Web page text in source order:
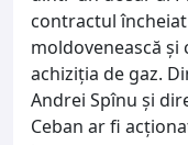
contractul
moldovenească
achiziția de gaz.
Andrei Spînu și
Ceban ar fi